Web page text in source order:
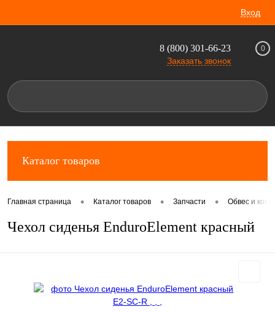
Вход
8 (800) 301-66-23
Заказать звонок
0
Каталог товаров
Главная страница • Каталог товаров • Запчасти • Обвес и
Чехол сиденья EnduroElement красный